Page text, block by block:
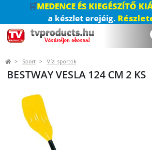
🛒MEDENCE ÉS KIEGÉSZÍTŐ
a készlet erejéig.
Sport Vízi sportok
BESTWAY VESLA 124 CM 2 KS